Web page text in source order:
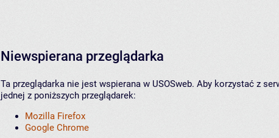
Niewspierana przeglądarka
Ta przeglądarka nie jest wspierana w USOSweb. Aby korzystać z
jednej z poniższych przeglądarek:
Mozilla Firefox
Google Chrome